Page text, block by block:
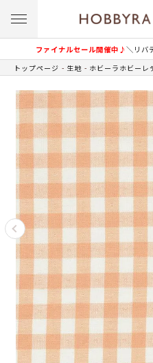
ファイナルセール開催中♪＼リバ
トップページ 生地 ホビーラホビーレ